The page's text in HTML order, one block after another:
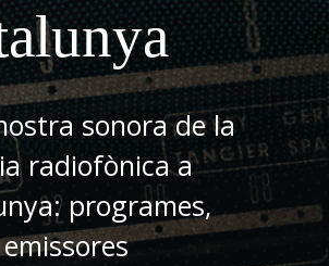
sonora de la
radiofònica a
programes,